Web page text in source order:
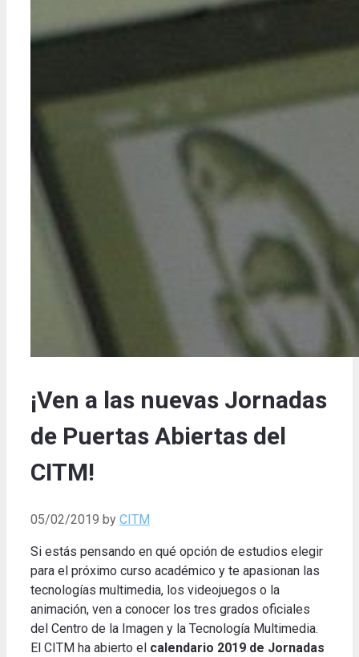
¡Ven a las nuevas Jornadas
de Puertas Abiertas del
CITM!
05/02/2019 by CITM
Si estás pensando en qué opción de estudios elegir
para el próximo curso académico y te apasionan las
tecnologías multimedia, los videojuegos o la
animación, ven a conocer los tres grados oficiales
del Centro de la Imagen y la Tecnología Multimedia.
El CITM ha abierto el calendario 2019 de Jornadas